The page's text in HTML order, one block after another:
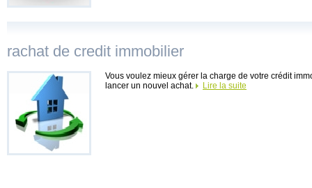
rachat de credit immobilier
Vous voulez mieux gérer la charge de votre crédit
lancer un nouvel achat.
Lire la suite